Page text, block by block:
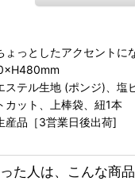
っとしたアクセントに
ステル生地 (ポンジ)、塩
カット、上棒袋、紐1本
産品［3営業日後出荷]
た人は、こんな商